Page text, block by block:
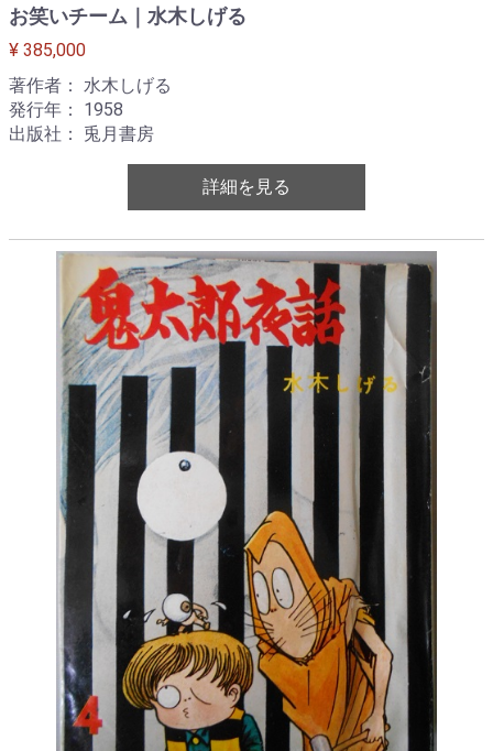
お笑いチーム｜水木しげる
¥ 385,000
著作者： 水木しげる
発行年： 1958
出版社： 兎月書房
詳細を見る